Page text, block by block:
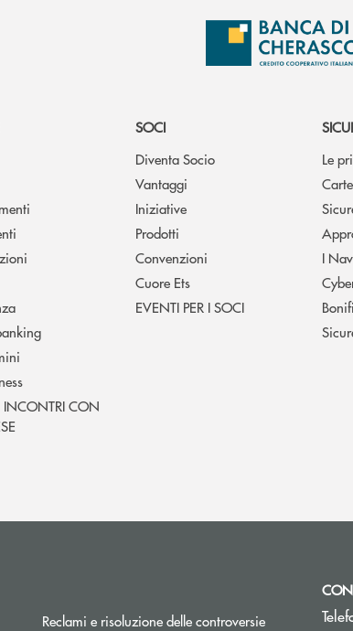
INCONTRI CON
SOCI
Diventa Socio
Vantaggi
Iniziative
Prodotti
Convenzioni
Cuore Ets
EVENTI PER I SOCI
Le
I
Reclami e risoluzione delle controversie